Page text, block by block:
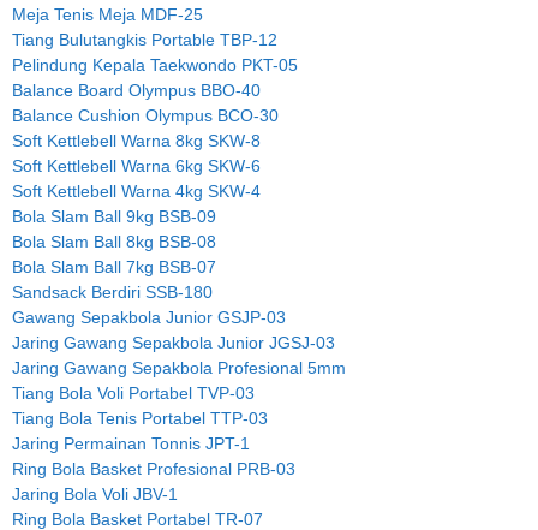
Meja Tenis Meja MDF-25
Tiang Bulutangkis Portable TBP-12
Pelindung Kepala Taekwondo PKT-05
Balance Board Olympus BBO-40
Balance Cushion Olympus BCO-30
Soft Kettlebell Warna 8kg SKW-8
Soft Kettlebell Warna 6kg SKW-6
Soft Kettlebell Warna 4kg SKW-4
Bola Slam Ball 9kg BSB-09
Bola Slam Ball 8kg BSB-08
Bola Slam Ball 7kg BSB-07
Sandsack Berdiri SSB-180
Gawang Sepakbola Junior GSJP-03
Jaring Gawang Sepakbola Junior JGSJ-03
Jaring Gawang Sepakbola Profesional 5mm
Tiang Bola Voli Portabel TVP-03
Tiang Bola Tenis Portabel TTP-03
Jaring Permainan Tonnis JPT-1
Ring Bola Basket Profesional PRB-03
Jaring Bola Voli JBV-1
Ring Bola Basket Portabel TR-07